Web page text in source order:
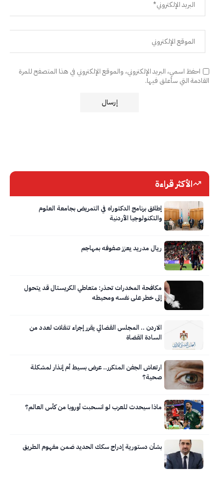
احفظ اسمي، البريد الإلكتروني، والموقع الإلكتروني في هذا المتصفح للمرة
القادمة التي سأعلق فيها.
الأكثر قراءة
إطلاق برنامج الدكتوراه في التمريض بجامعة العلوم
والتكنولوجيا الأردنية
ريال مدريد يعزز صفوفه بمهاجم
مكافحة المخدرات تحذر: متعاطي الكريستال قد يتحول
إلى خطر على نفسه ومحيطه
الاردن .. المجلس القضائي يقرر إجراء تنقلات لعدد من
السادة القضاة
ارتعاش الجفن المتكرر.. عرض بسيط أم إنذار لمشكلة
صحية؟
ماذا سيحدث للعرب لو انسحبت أوروبا من كأس العالم؟
بشأن دستورية إدراج سكك الحديد ضمن مفهوم الطريق